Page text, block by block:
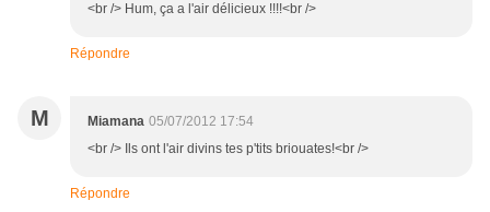
<br /> Hum, ça a l'air délicieux !!!!<br />
Répondre
M Miamana 05/07/2012 17:54
<br /> Ils ont l'air divins tes p'tits briouates!<br />
Répondre